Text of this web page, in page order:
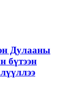
Дулааны
бүтээн